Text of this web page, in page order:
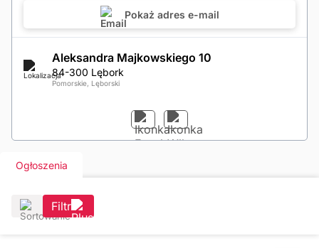
Pokaż adres e-mail
Aleksandra Majkowskiego 10
84-300 Lębork
Pomorskie, Lęborski
Ogłoszenia
Filtr